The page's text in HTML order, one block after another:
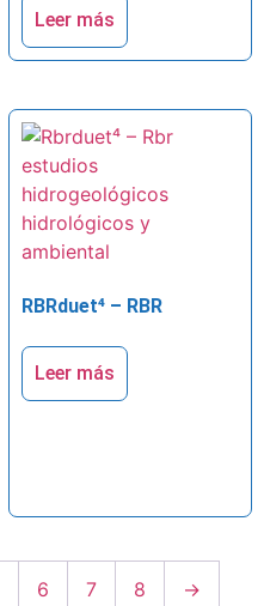
Leer más
RBRduet⁴ – RBR
Leer más
6 7 8 →